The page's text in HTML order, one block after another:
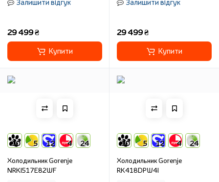
Залишити відгук
29 499 ₴
Купити
Залишити відгук
29 499 ₴
Купити
10 5 12 4 24
Холодильник Gorenje
NRKI517E82WF
10 5 12 4 24
Холодильник Gorenje
RK418DPW4I